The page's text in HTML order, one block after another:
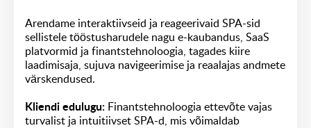
Arendame interaktiivseid ja reageerivaid SPA-sid
sellistele tööstusharudele nagu e-kaubandus, SaaS
platvormid ja finantstehnoloogia, tagades kiire
laadimisaja, sujuva navigeerimise ja reaalajas andmete
värskendused.
Kliendi edulugu: Finantstehnoloogia ettevõte vajas
turvalist ja intuitiivset SPA-d, mis võimaldab